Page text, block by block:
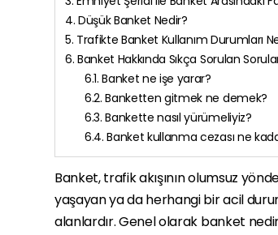
4. Düşük Banket Nedir?
5. Trafikte Banket Kullanım Durumları
6. Banket Hakkında Sıkça Sorulan
6.1. Banket ne işe yarar?
6.2. Banketten gitmek ne demek?
6.3. Bankette nasıl yürümeliyiz?
6.4. Banket kullanma cezası ne
Banket, trafik akışının olumsuz
yaşayan ya da herhangi bir acil
alanlardır. Genel olarak banket